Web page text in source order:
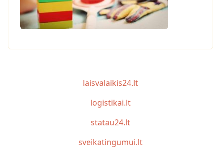
laisvalaikis24.lt
logistikai.lt
statau24.lt
sveikatingumui.lt